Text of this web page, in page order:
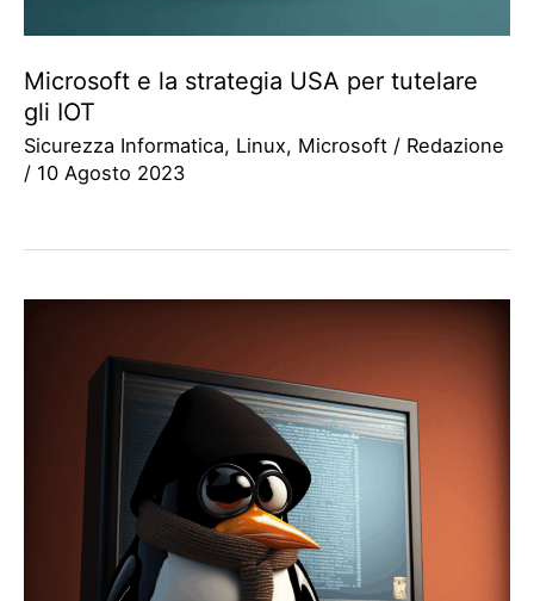
Microsoft e la strategia USA per tutelare
gli IOT
Sicurezza Informatica, Linux, Microsoft / Redazione
/ 10 Agosto 2023